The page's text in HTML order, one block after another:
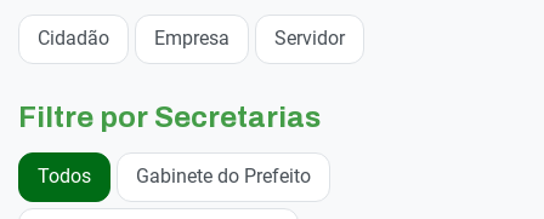
Cidadão Empresa Servidor
Filtre por Secretarias
Todos Gabinete do Prefeito